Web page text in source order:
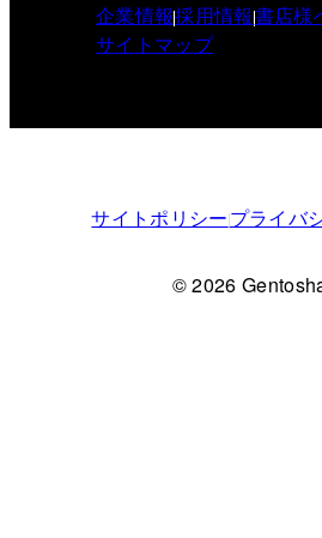
企業情報採用情報書店様
サイトマップ
サイトポリシープライバ
© 2026